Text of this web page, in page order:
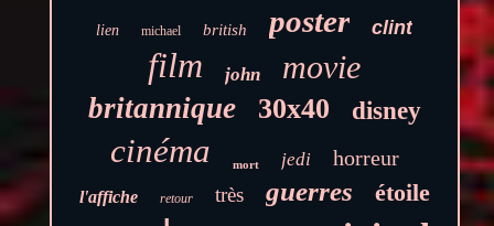
lien michael british poster clint
film john movie
britannique 30x40 disney
cinéma mort jedi horreur
l'affiche retour très guerres étoile